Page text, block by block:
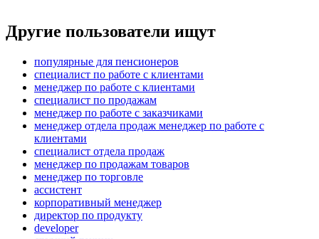
Другие пользователи ищут
популярные для пенсионеров
специалист по работе с клиентами
менеджер по работе с клиентами
специалист по продажам
менеджер по работе с заказчиками
менеджер отдела продаж менеджер по работе с
клиентами
специалист отдела продаж
менеджер по продажам товаров
менеджер по торговле
ассистент
корпоративный менеджер
директор по продукту
developer